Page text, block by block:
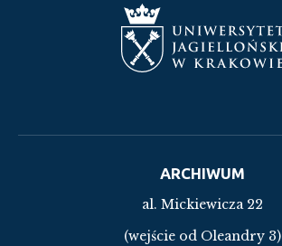
ARCHIWUM
al. Mickiewicza 22
(wejście od Oleandry 3)